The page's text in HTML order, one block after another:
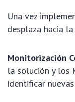
Una vez
desplaza hacia
Monitorización
la solución y los
identificar